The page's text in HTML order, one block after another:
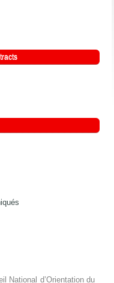
National d’Orientation du